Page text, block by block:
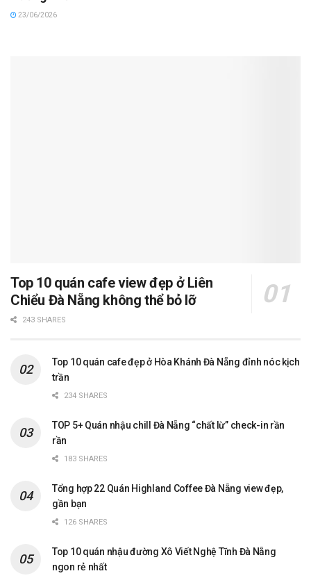
23/06/2026
Top 10 quán cafe view đẹp ở Liên
Chiểu Đà Nẵng không thể bỏ lỡ
243 SHARES
Top 10 quán cafe đẹp ở Hòa Khánh Đà Nẵng đỉnh nóc kịch
trần
234 SHARES
TOP 5+ Quán nhậu chill Đà Nẵng “chất lừ” check-in rần
rần
183 SHARES
Tổng hợp 22 Quán Highland Coffee Đà Nẵng view đẹp,
gần bạn
126 SHARES
Top 10 quán nhậu đường Xô Viết Nghệ Tĩnh Đà Nẵng
ngon rẻ nhất